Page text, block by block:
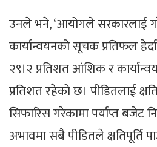
उनले भने, ‘आयोगले सरकारलाई
कार्यान्वयनको सूचक प्रतिफल
२९।२ प्रतिशत आंशिक र
प्रतिशत रहेको छ। पीडितलाई
सिफारिस गरेकामा पर्याप्त बजेट
अभावमा सबै पीडितले क्षतिपूर्ति